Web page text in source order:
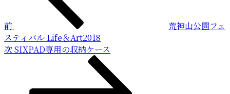
ゲ
ー
前
荒神山公園フェ
スティバル Life＆Art2018
次
次SIXPAD専用の収納ケース